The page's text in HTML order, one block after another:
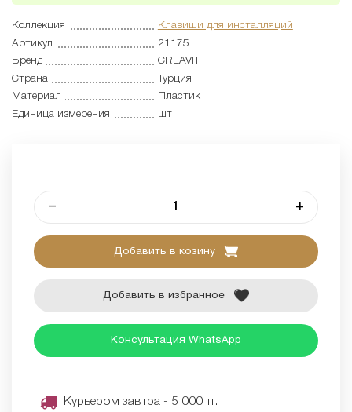
Коллекция
Клавиши для инсталляций
Артикул
21175
Бренд
CREAVIT
Страна
Турция
Материал
Пластик
Единица измерения
шт
– +
Добавить в козину
Добавить в избранное
Консультация WhatsApp
Курьером завтра - 5 000 тг.